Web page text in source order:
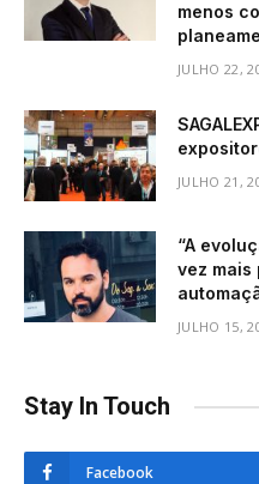
menos
JULHO 22,
JULHO 21,
“A
vez mais
JULHO 15,
Stay In Touch
Facebook